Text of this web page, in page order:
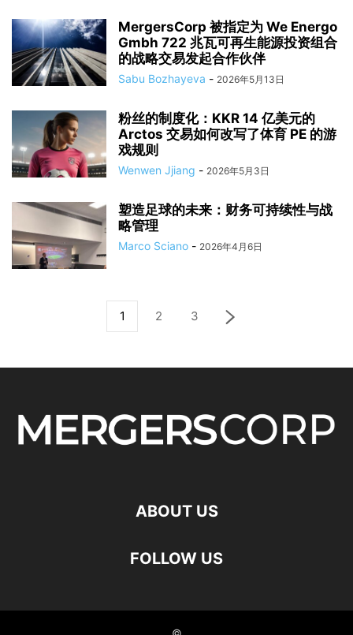
MergersCorp 被指定为 We Energo
Gmbh 722 兆瓦可再生能源投资组合
的战略交易发起合作伙伴
Sabu Bozhayeva - 2026年5月13日
粉丝的制度化：KKR 14 亿美元的
Arctos 交易如何改写了体育 PE 的游
戏规则
Wenwen Jjiang - 2026年5月3日
塑造足球的未来：财务可持续性与战
略管理
Marco Sciano - 2026年4月6日
1 2 3
ABOUT US
FOLLOW US